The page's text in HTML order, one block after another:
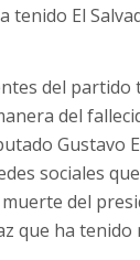
tenido El
del partido
del
Gustavo
sociales
del
que ha tenido